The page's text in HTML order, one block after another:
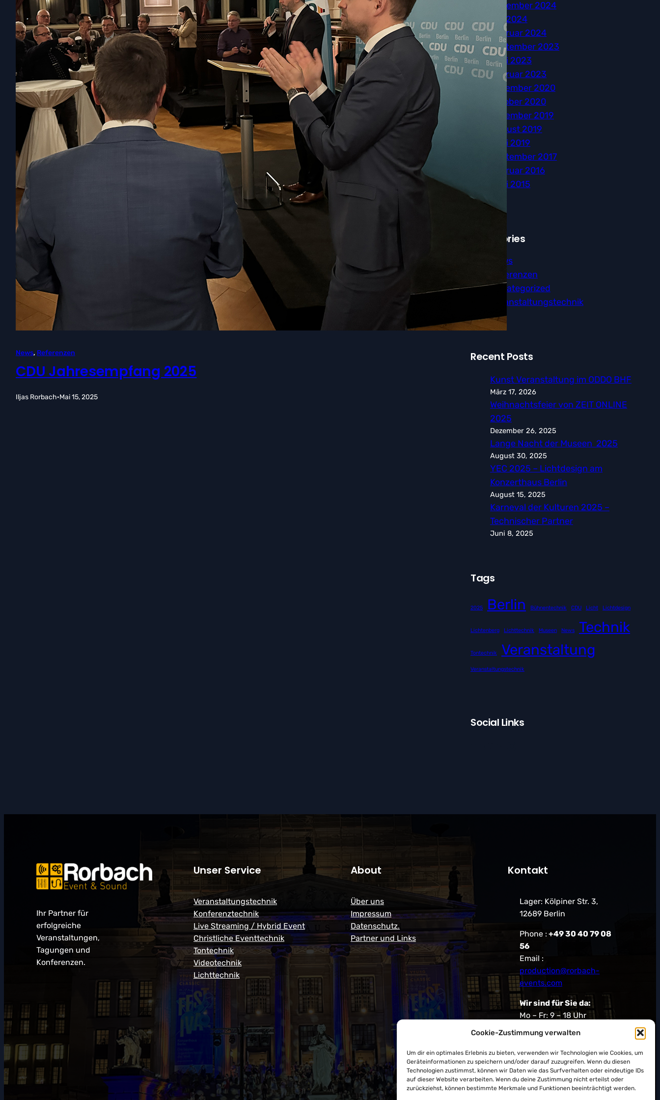
Cookie-Zustimmung verwalten
Um dir ein optimales Erlebnis zu bieten, verwenden wir Technologien wie Cookies, um
Geräteinformationen zu speichern und/oder darauf zuzugreifen. Wenn du diesen
Technologien zustimmst, können wir Daten wie das Surfverhalten oder eindeutige IDs
auf dieser Website verarbeiten. Wenn du deine Zustimmung nicht erteilst oder
zurückziehst, können bestimmte Merkmale und Funktionen beeinträchtigt werden.
News, Referenzen
CDU Jahresempfang 2025
Iljas Rorbach·Mai 15, 2025
November 2024
Mai 2024
Februar 2024
September 2023
Juni 2023
Februar 2023
Dezember 2020
Oktober 2020
Dezember 2019
August 2019
Juni 2019
September 2017
Februar 2016
Juni 2015
Categories
News
Referenzen
Uncategorized
Veranstaltungstechnik
Recent Posts
Kunst Veranstaltung im ODDO BHF
März 17, 2026
Weihnachtsfeier von ZEIT ONLINE
2025
Dezember 26, 2025
Lange Nacht der Museen 2025
August 30, 2025
YEC 2025 – Lichtdesign am
Konzerthaus Berlin
August 15, 2025
Karneval der Kulturen 2025 –
Technischer Partner
Juni 8, 2025
Tags
2025 Berlin Bühnentechnik CDU Licht Lichtdesign
Lichtenberg Lichttechnik Museen News Technik
Tontechnik Veranstaltung
Veranstaltungstechnik
Social Links
Ihr Partner für
erfolgreiche
Veranstaltungen,
Tagungen und
Konferenzen.
Unser Service
Veranstaltungstechnik
Konferenztechnik
Live Streaming / Hybrid Event
Christliche Eventtechnik
Tontechnik
Videotechnik
Lichttechnik
About
Über uns
Impressum
Datenschutz.
Partner und Links
Kontakt
Lager: Kölpiner Str. 3,
12689 Berlin
Phone : +49 30 40 79 08
56
Email :
production@rorbach-
events.com
Wir sind für Sie da:
Mo – Fr: 9 – 18 Uhr
Sa: 10 – 14 Uhr
Follow Us On:Facebook
X Instagram
Pinterest